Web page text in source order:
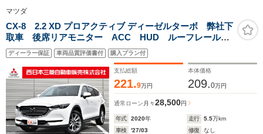
マツダ
CX-8 2.2 XD プロアクティブ ディーゼルターボ 弊社下
取車 後席リアモニター ACC HUD ルーフレール
電動トランク シートヒーター ハンドルヒーター 純
正ナビ 正規認定中古車
ディーラー保証 車両品質評価書付 購入プラン付
支払総額
221.9万円
本体価格
209.0万円
通常ローン 月々28,500円
年式 2020年 走行 5.5万km
車検
'27/03 修復
なし